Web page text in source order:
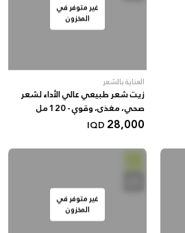
غير متوفر في
المخزون
العناية بالشعر
زيت شعر طبيعي عالي الأداء لشعر
صحي، مغذى، وقوي - 120 مل
28,000
IQD
غير متوفر في
المخزون